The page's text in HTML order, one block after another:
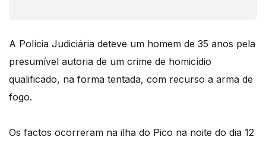
A Polícia Judiciária deteve um homem de 35 anos pela
presumível autoria de um crime de homicídio
qualificado, na forma tentada, com recurso a arma de
fogo.
Os factos ocorreram na ilha do Pico na noite do dia 12